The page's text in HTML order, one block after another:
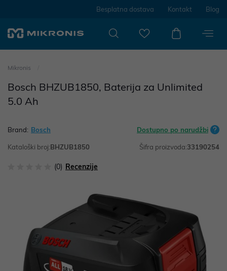
Besplatna dostava Kontakt Blog
Mikronis
Bosch BHZUB1850, Baterija za Unlimited
5.0 Ah
Brand: Bosch Dostupno po narudžbi
Kataloški broj:BHZUB1850 Šifra proizvoda:33190254
(0) Recenzije